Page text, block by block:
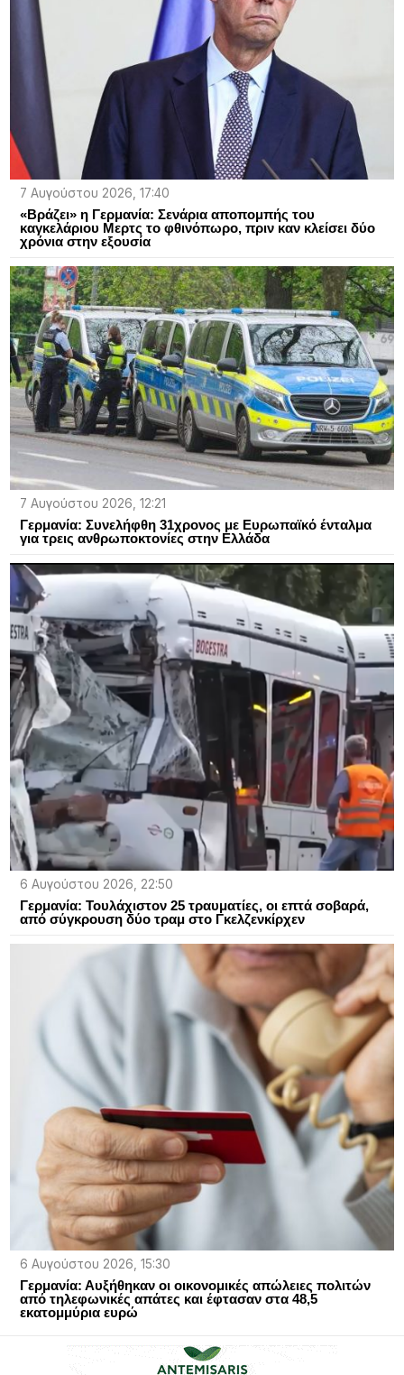
7 Αυγούστου 2026, 17:40
«Βράζει» η Γερμανία: Σενάρια αποπομπής του
καγκελάριου Μερτς το φθινόπωρο, πριν καν κλείσει δύο
χρόνια στην εξουσία
7 Αυγούστου 2026, 12:21
Γερμανία: Συνελήφθη 31χρονος με Ευρωπαϊκό ένταλμα
για τρεις ανθρωποκτονίες στην Ελλάδα
6 Αυγούστου 2026, 22:50
Γερμανία: Τουλάχιστον 25 τραυματίες, οι επτά σοβαρά,
από σύγκρουση δύο τραμ στο Γκελζενκίρχεν
6 Αυγούστου 2026, 15:30
Γερμανία: Αυξήθηκαν οι οικονομικές απώλειες πολιτών
από τηλεφωνικές απάτες και έφτασαν στα 48,5
εκατομμύρια ευρώ